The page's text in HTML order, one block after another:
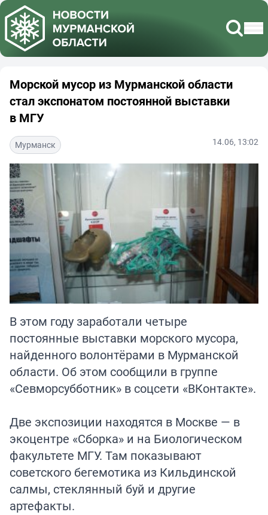
Морской мусор из Мурманской области
стал экспонатом постоянной выставки
в МГУ
Мурманск 14.06, 13:02
В этом году заработали четыре
постоянные выставки морского мусора,
найденного волонтёрами в Мурманской
области. Об этом сообщили в группе
«Севморсубботник» в соцсети «ВКонтакте».
Две экспозиции находятся в Москве — в
экоцентре «Сборка» и на Биологическом
факультете МГУ. Там показывают
советского бегемотика из Кильдинской
салмы, стеклянный буй и другие
артефакты.